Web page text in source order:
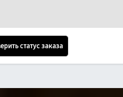
статус заказа